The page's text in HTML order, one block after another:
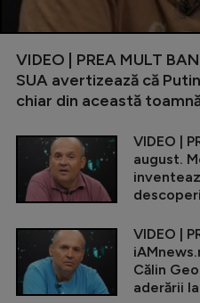
VIDEO | PREA MULT
SUA avertizează că
chiar din această
VIDEO |
august.
VIDEO |
Călin
aderării